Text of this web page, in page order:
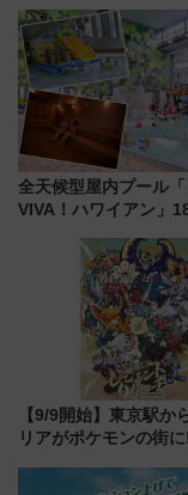
全天候型屋内プール
VIVA！ハワイアン」
ァミリーから大人まで
代が一日中楽しる夏の
を楽しんで
【9/9開始】東京駅か
リアがポケモンの街
リサーチ」本格謎解